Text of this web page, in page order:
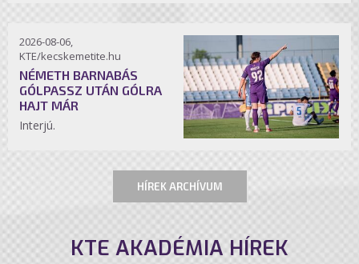
2026-08-06,
KTE/kecskemetite.hu
NÉMETH BARNABÁS
GÓLPASSZ UTÁN GÓLRA
HAJT MÁR
Interjú.
HÍREK ARCHÍVUM
KTE AKADÉMIA HÍREK